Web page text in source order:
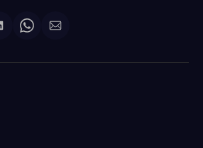
Share
WhatsApp
Condividi
email